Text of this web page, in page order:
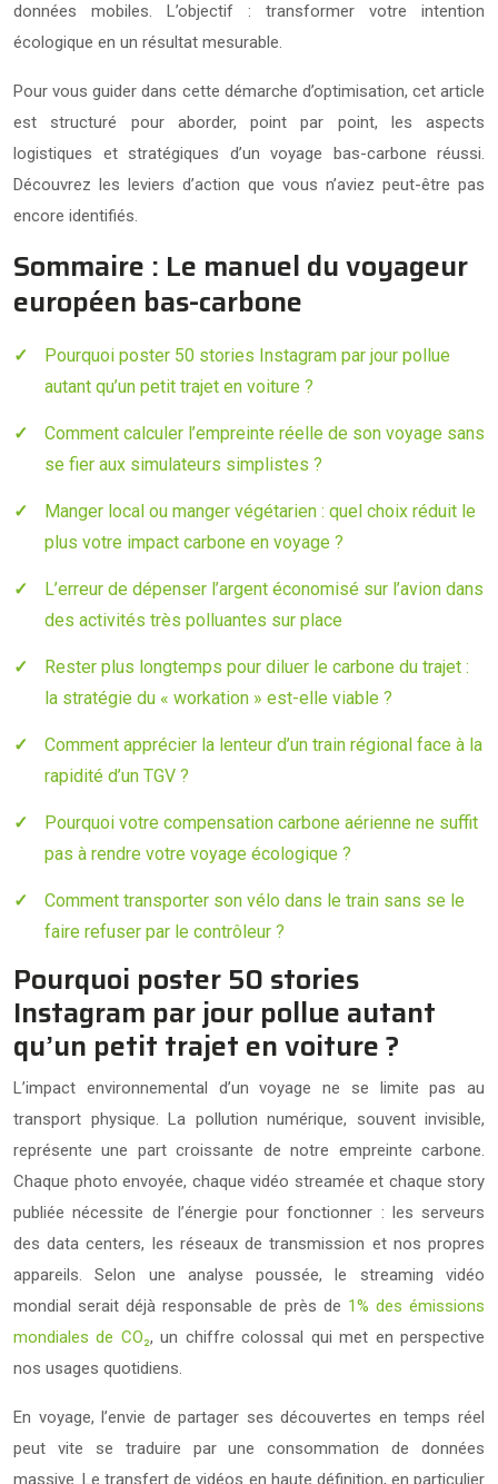
données mobiles. L’objectif : transformer votre intention
écologique en un résultat mesurable.
Pour vous guider dans cette démarche d’optimisation, cet article
est structuré pour aborder, point par point, les aspects
logistiques et stratégiques d’un voyage bas-carbone réussi.
Découvrez les leviers d’action que vous n’aviez peut-être pas
encore identifiés.
Sommaire : Le manuel du voyageur
européen bas-carbone
Pourquoi poster 50 stories Instagram par jour pollue
autant qu’un petit trajet en voiture ?
Comment calculer l’empreinte réelle de son voyage sans
se fier aux simulateurs simplistes ?
Manger local ou manger végétarien : quel choix réduit le
plus votre impact carbone en voyage ?
L’erreur de dépenser l’argent économisé sur l’avion dans
des activités très polluantes sur place
Rester plus longtemps pour diluer le carbone du trajet :
la stratégie du « workation » est-elle viable ?
Comment apprécier la lenteur d’un train régional face à la
rapidité d’un TGV ?
Pourquoi votre compensation carbone aérienne ne suffit
pas à rendre votre voyage écologique ?
Comment transporter son vélo dans le train sans se le
faire refuser par le contrôleur ?
Pourquoi poster 50 stories
Instagram par jour pollue autant
qu’un petit trajet en voiture ?
L’impact environnemental d’un voyage ne se limite pas au
transport physique. La pollution numérique, souvent invisible,
représente une part croissante de notre empreinte carbone.
Chaque photo envoyée, chaque vidéo streamée et chaque story
publiée nécessite de l’énergie pour fonctionner : les serveurs
des data centers, les réseaux de transmission et nos propres
appareils. Selon une analyse poussée, le streaming vidéo
mondial serait déjà responsable de près de 1% des émissions
mondiales de CO₂, un chiffre colossal qui met en perspective
nos usages quotidiens.
En voyage, l’envie de partager ses découvertes en temps réel
peut vite se traduire par une consommation de données
massive. Le transfert de vidéos en haute définition, en particulier